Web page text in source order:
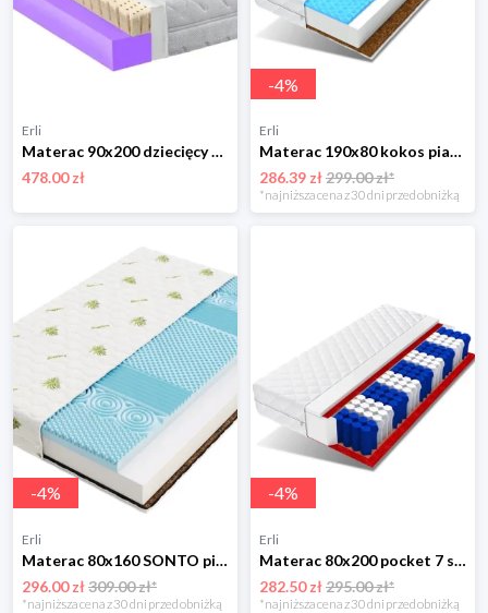
Erli
Materac 90x200 dziecięcy z lateksem na alergię antyalergiczny piankowy H3
478.00 zł
-4%
Erli
Materac 190x80 kokos pianka HR profilowana BOLEK
286.39 zł299.00 zł*
*najniższa cena z 30 dni przed obniżką
-4%
Erli
Materac 80x160 SONTO pianka kokos piankowy do łóżeczka
296.00 zł309.00 zł*
*najniższa cena z 30 dni przed obniżką
-4%
Erli
Materac 80x200 pocket 7 stref 15 cm DINO
282.50 zł295.00 zł*
*najniższa cena z 30 dni przed obniżką